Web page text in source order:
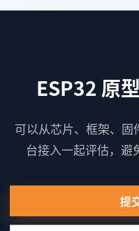
ESP32 原
可以从芯片、框架、固
台接入一起评估，避
提